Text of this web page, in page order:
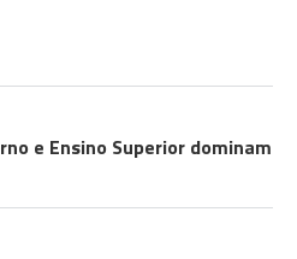
e Ensino Superior dominam